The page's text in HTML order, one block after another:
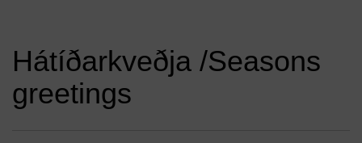
Hátíðarkveðja /Seasons
greetings